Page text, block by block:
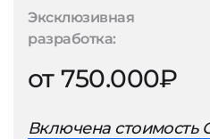
Эксклюзивная
разработка:
от 750.000₽
Включена стоимость